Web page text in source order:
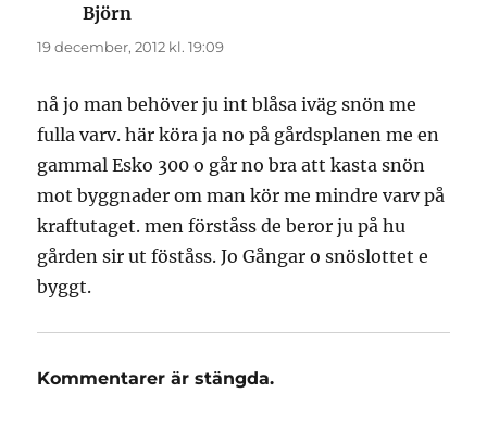
Björn
19 december, 2012 kl. 19:09
nå jo man behöver ju int blåsa iväg snön me
fulla varv. här köra ja no på gårdsplanen me en
gammal Esko 300 o går no bra att kasta snön
mot byggnader om man kör me mindre varv på
kraftutaget. men förståss de beror ju på hu
gården sir ut föståss. Jo Gångar o snöslottet e
byggt.
Kommentarer är stängda.